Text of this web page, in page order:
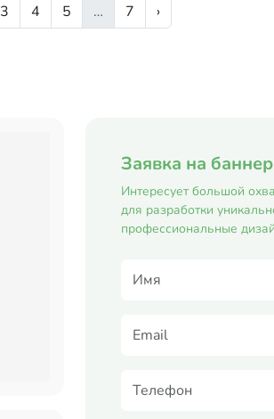
3 4 5 … 7 ›
Заявка на
Интересует большой
для разработки
профессиональные